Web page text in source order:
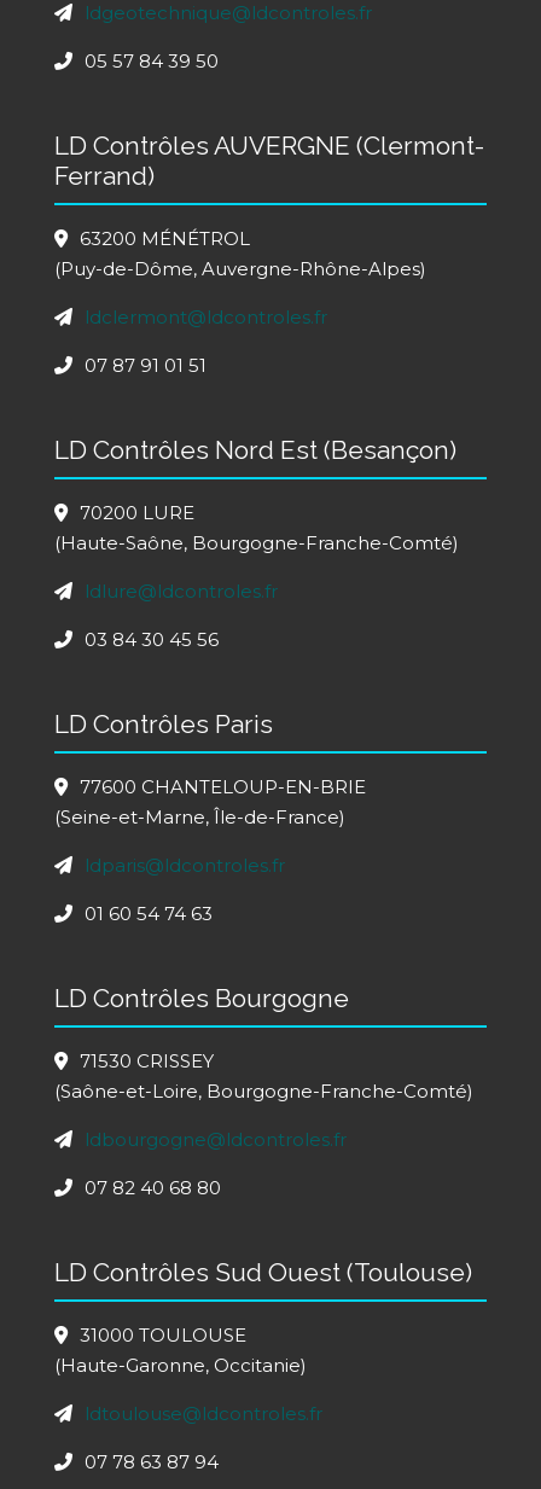
ldgeotechnique@ldcontroles.fr
05 57 84 39 50
LD Contrôles AUVERGNE (Clermont-
Ferrand)
63200 MÉNÉTROL
(Puy-de-Dôme, Auvergne-Rhône-Alpes)
ldclermont@ldcontroles.fr
07 87 91 01 51
LD Contrôles Nord Est (Besançon)
70200 LURE
(Haute-Saône, Bourgogne-Franche-Comté)
ldlure@ldcontroles.fr
03 84 30 45 56
LD Contrôles Paris
77600 CHANTELOUP-EN-BRIE
(Seine-et-Marne, Île-de-France)
ldparis@ldcontroles.fr
01 60 54 74 63
LD Contrôles Bourgogne
71530 CRISSEY
(Saône-et-Loire, Bourgogne-Franche-Comté)
ldbourgogne@ldcontroles.fr
07 82 40 68 80
LD Contrôles Sud Ouest (Toulouse)
31000 TOULOUSE
(Haute-Garonne, Occitanie)
ldtoulouse@ldcontroles.fr
07 78 63 87 94